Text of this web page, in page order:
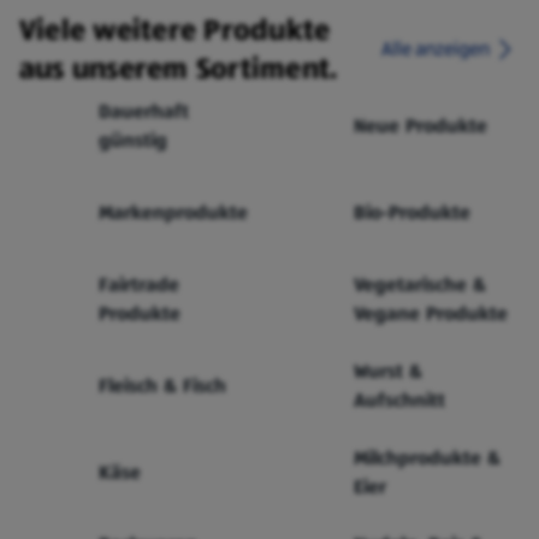
Viele weitere Produkte
aus unserem Sortiment.
Alle anzeigen
Dauerhaft
günstig
Neue Produkte
Markenprodukte Bio-Produkte
Fairtrade
Produkte
Vegetarische &
Vegane Produkte
Fleisch & Fisch
Wurst &
Aufschnitt
Käse
Milchprodukte &
Eier